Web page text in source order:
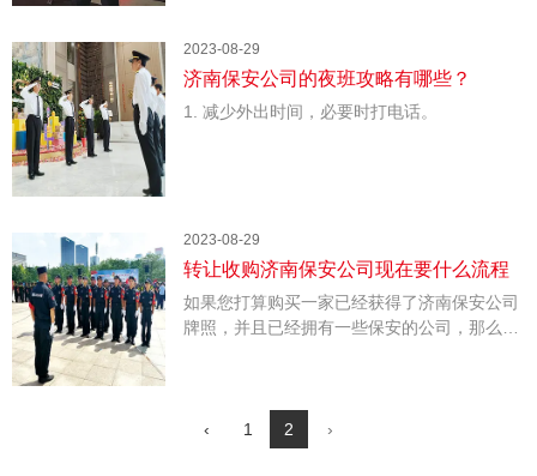
全、财产安全和个人秘密不被泄露，酒店员工
的人身安全、财产安全，酒店财产不被损坏、
生命安全、人身安全、健康)。
2023-08-29
济南保安公司的夜班攻略有哪些？
1. 减少外出时间，必要时打电话。
以把手机放在门上和窗户上，避免错过某人。
2023-08-29
转让收购济南保安公司现在要什么流程
如果您打算购买一家已经获得了济南保安公司
牌照，并且已经拥有一些保安的公司，那么您
在购买济南保安公司之前，您需要了解市
‹ 1 2 ›